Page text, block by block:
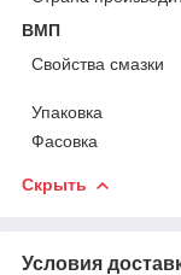
ВМП
Свойства смазки
Упаковка
Фасовка
Скрыть
Условия